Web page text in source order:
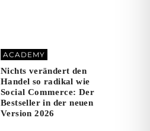
ACADEMY
Nichts verändert den
Handel so radikal wie
Social Commerce: Der
Bestseller in der neuen
Version 2026